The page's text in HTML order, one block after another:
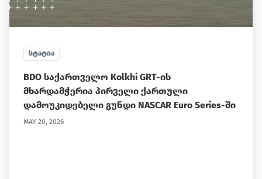
ᲡᲢᲐᲢᲘᲐ
BDO საქართველო Kolkhi GRT-ის
მხარდამჭერია პირველი ქართული
დამოუკიდებელი გუნდი NASCAR Euro Series-ში
MAY 20, 2026